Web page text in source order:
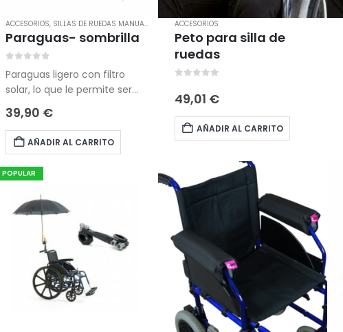
ACCESORIOS, SILLAS DE RUEDAS MANUALES
Paraguas- sombrilla
Paraguas ligero con filtro
solar, lo que le permite ser
usado como sombrilla. Su
ligereza y largura lo hacen
ideal para usarlo con el
portaparaguas Jicaclik para
sillas de ruedas y andadores.
39,90 €
AÑADIR AL CARRITO
ACCESORIOS
Peto para silla de
ruedas
49,01 €
AÑADIR AL CARRITO
POPULAR